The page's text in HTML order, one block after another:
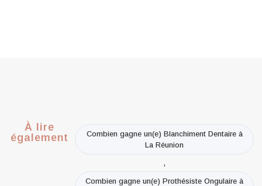
À lire
également
Combien gagne un(e) Blanchiment Dentaire à
La Réunion
,
Combien gagne un(e) Prothésiste Ongulaire à